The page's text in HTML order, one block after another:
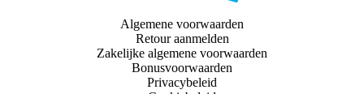
Algemene voorwaarden
Retour aanmelden
Zakelijke algemene voorwaarden
Bonusvoorwaarden
Privacybeleid